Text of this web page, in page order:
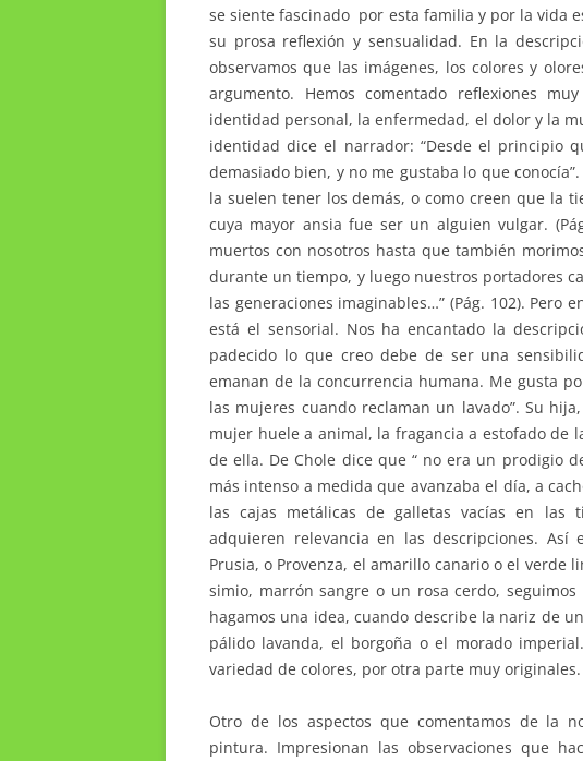
se siente fascinado por esta familia y por la vida
su prosa reflexión y sensualidad. En la
observamos que las imágenes, los colores y
argumento. Hemos comentado reflexiones
identidad personal, la enfermedad, el dolor y la
identidad dice el narrador: “Desde el principio
demasiado bien, y no me gustaba lo que
la suelen tener los demás, o como creen que la
cuya mayor ansia fue ser un alguien vulgar.
muertos con nosotros hasta que también
durante un tiempo, y luego nuestros portadores
las generaciones imaginables…” (Pág. 102). Pero
está el sensorial. Nos ha encantado la
padecido lo que creo debe de ser una
emanan de la concurrencia humana. Me gusta
las mujeres cuando reclaman un lavado”. Su
mujer huele a animal, la fragancia a estofado de
de ella. De Chole dice que “ no era un prodigio
más intenso a medida que avanzaba el día, a
las cajas metálicas de galletas vacías en las
adquieren relevancia en las descripciones.
Prusia, o Provenza, el amarillo canario o el verde
simio, marrón sangre o un rosa cerdo,
hagamos una idea, cuando describe la nariz de
pálido lavanda, el borgoña o el morado
variedad de colores, por otra parte muy originales.
Otro de los aspectos que comentamos de la
pintura. Impresionan las observaciones que